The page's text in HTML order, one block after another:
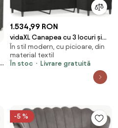
1.534,99 RON
vidaXL Canapea cu 3 locuri și
taburet, negru, 180 cm, catifea
În stil modern, cu picioare, din
material textil
În stoc
Livrare gratuită
-5 %